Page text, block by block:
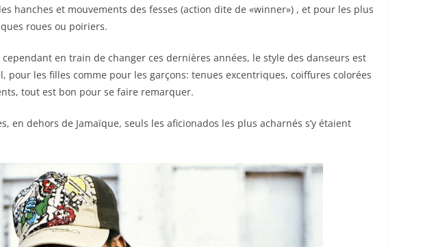
hanches et mouvements des fesses (action dite de «winner») , et pour les plus
roues ou poiriers.
en train de changer ces dernières années, le style des danseurs est
pour les filles comme pour les garçons: tenues excentriques, coiffures colorées
tout est bon pour se faire remarquer.
en dehors de Jamaïque, seuls les aficionados les plus acharnés s’y étaient